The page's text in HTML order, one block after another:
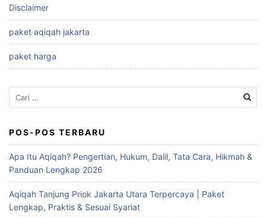
Disclaimer
paket aqiqah jakarta
paket harga
Cari
untuk:
POS-POS TERBARU
Apa Itu Aqiqah? Pengertian, Hukum, Dalil, Tata Cara, Hikmah &
Panduan Lengkap 2026
Aqiqah Tanjung Priok Jakarta Utara Terpercaya | Paket
Lengkap, Praktis & Sesuai Syariat